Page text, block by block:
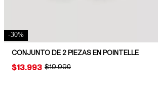
-30%
CONJUNTO DE 2 PIEZAS EN POINTELLE
ORIGINAL PRICE:
$19.990
PRICE:
$13.993